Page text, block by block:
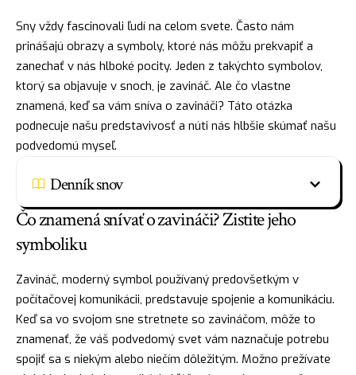
Sny vždy fascinovali ľudí na celom svete. Často nám
prinášajú obrazy a symboly, ktoré nás môžu prekvapiť a
zanechať v nás hlboké pocity. Jeden z takýchto symbolov,
ktorý sa objavuje v snoch, je zavináč. Ale čo vlastne
znamená, keď sa vám sníva o zavináči? Táto otázka
podnecuje našu predstavivosť a núti nás hlbšie skúmať našu
podvedomú myseľ.
Denník snov
Čo znamená snívať o zavináči? Zistite jeho
symboliku
Zavináč, moderný symbol používaný predovšetkým v
počítačovej komunikácii, predstavuje spojenie a komunikáciu.
Keď sa vo svojom sne stretnete so zavináčom, môže to
znamenať, že váš podvedomý svet vám naznačuje potrebu
spojiť sa s niekým alebo niečím dôležitým. Možno prežívate